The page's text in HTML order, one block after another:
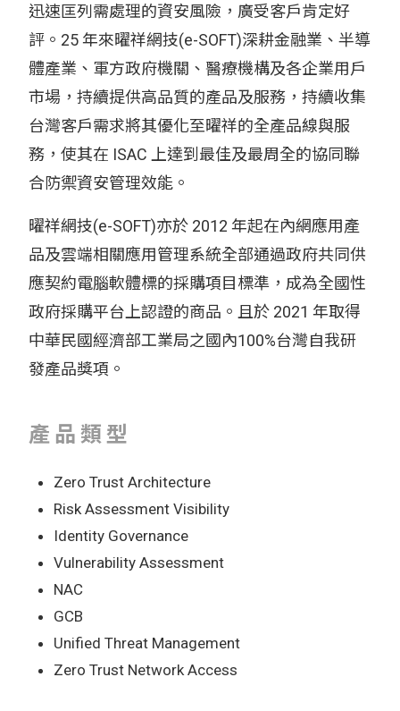
迅速匡列需處理的資安風險，廣受客戶肯定好
評。25 年來曜祥網技(e-SOFT)深耕金融業、半導
體產業、軍方政府機關、醫療機構及各企業用戶
市場，持續提供高品質的產品及服務，持續收集
台灣客戶需求將其優化至曜祥的全產品線與服
務，使其在 ISAC 上達到最佳及最周全的協同聯
合防禦資安管理效能。
曜祥網技(e-SOFT)亦於 2012 年起在內網應用產
品及雲端相關應用管理系統全部通過政府共同供
應契約電腦軟體標的採購項目標準，成為全國性
政府採購平台上認證的商品。且於 2021 年取得
中華民國經濟部工業局之國內100%台灣自我研
發產品獎項。
產品類型
Zero Trust Architecture
Risk Assessment Visibility
Identity Governance
Vulnerability Assessment
NAC
GCB
Unified Threat Management
Zero Trust Network Access